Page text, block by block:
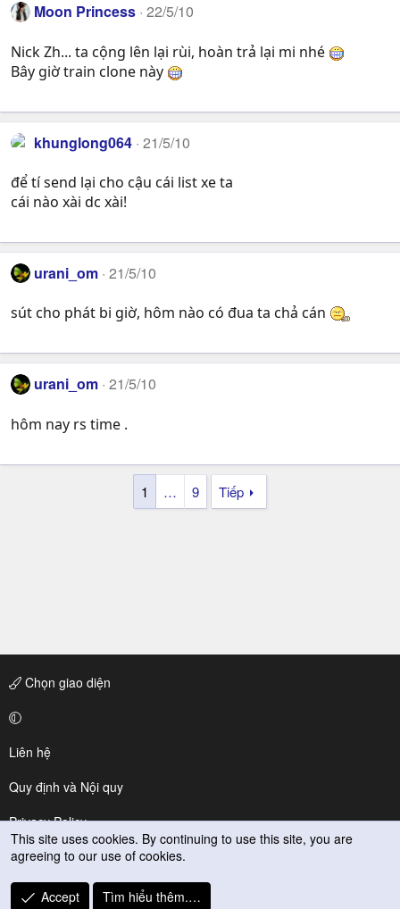
Moon Princess 22/5/10
Nick Zh... ta cộng lên lại rùi, hoàn trả lại mi nhé
Bây giờ train clone này
khunglong064 21/5/10
để tí send lại cho cậu cái list xe ta
cái nào xài dc xài!
urani_om 21/5/10
sút cho phát bi giờ, hôm nào có đua ta chả cán
urani_om 21/5/10
hôm nay rs time .
1 … 9 Tiếp
Chọn giao diện
Liên hệ
Quy định và Nội quy
Privacy Policy
Trợ giúp
R
This site uses cookies. By continuing to use this site, you are
agreeing to our use of cookies.
Accept Tìm hiểu thêm.…